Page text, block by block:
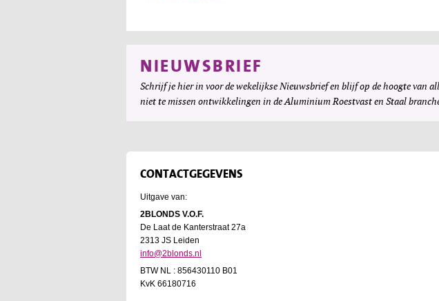
NIEUWSBRIEF
Schrijf je hier in voor de wekelijkse Nieuwsbrief en blijf op de hoogte van
niet te missen ontwikkelingen in de Aluminium Roestvast en Staal
CONTACTGEGEVENS
Uitgave van:
2BLONDS V.O.F.
De Laat de Kanterstraat 27a
2313 JS Leiden
info@2blonds.nl
BTW NL : 856430110 B01
KvK 66180716